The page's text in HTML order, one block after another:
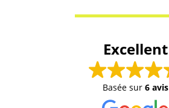
Excellent
Basée sur 6 avis